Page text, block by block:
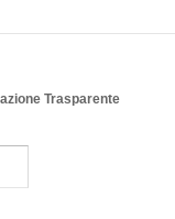
Trasparente